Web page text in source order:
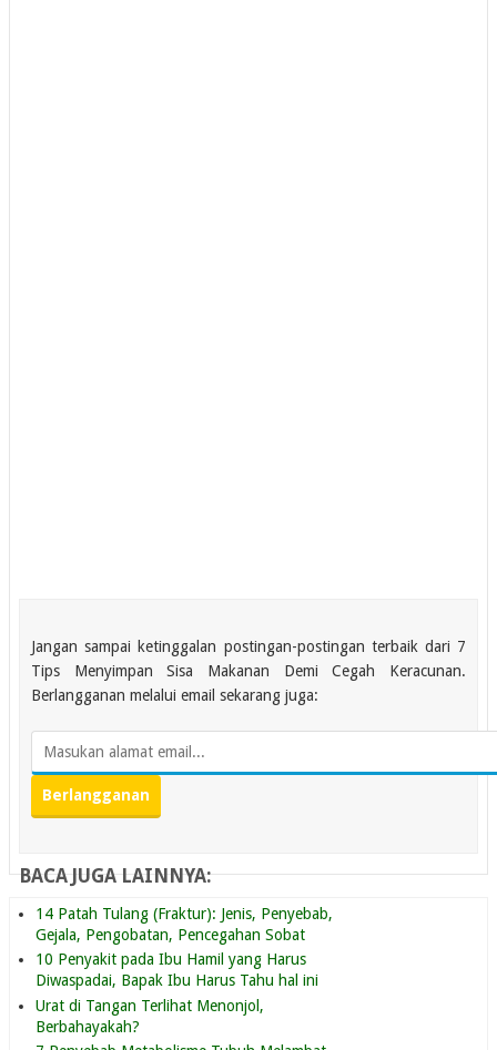
Jangan sampai ketinggalan postingan-postingan terbaik dari 7
Tips Menyimpan Sisa Makanan Demi Cegah Keracunan.
Berlangganan melalui email sekarang juga:
BACA JUGA LAINNYA:
14 Patah Tulang (Fraktur): Jenis, Penyebab,
Gejala, Pengobatan, Pencegahan Sobat
10 Penyakit pada Ibu Hamil yang Harus
Diwaspadai, Bapak Ibu Harus Tahu hal ini
Urat di Tangan Terlihat Menonjol,
Berbahayakah?